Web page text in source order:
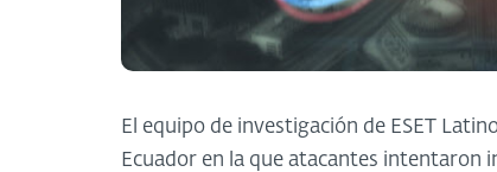
El equipo de investigación de ESET
Ecuador en la que atacantes intentaron